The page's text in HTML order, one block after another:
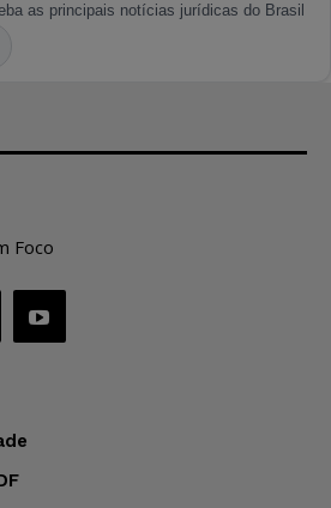
as principais notícias jurídicas do Brasil
Foco